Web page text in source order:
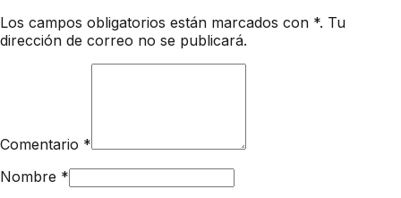
Los campos obligatorios están marcados con *. Tu
dirección de correo no se publicará.
Comentario *
Nombre *